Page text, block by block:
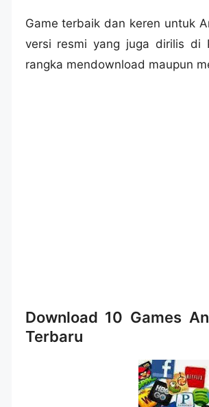
Game terbaik dan keren untuk
versi resmi yang juga dirilis di
rangka mendownload maupun
Download 10 Games
Terbaru